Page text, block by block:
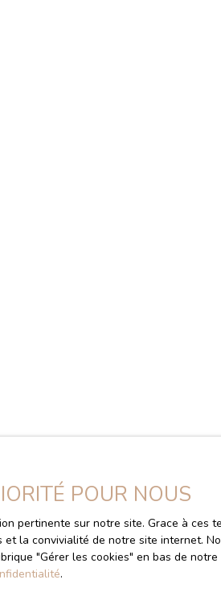
derniers biens
Budget max (€)
POUR NOUS
pertinente sur notre site. Grace à ces
la convivialité de notre site internet.
″Gérer les cookies″ en bas de
.